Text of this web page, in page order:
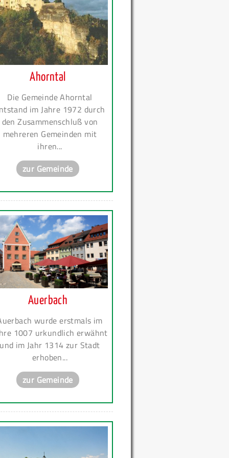
Ahorntal
Die Gemeinde Ahorntal
im Jahre 1972 durch
den Zusammenschluß von
mehreren Gemeinden mit
ihren...
zur Gemeinde
Auerbach
wurde erstmals im
1007 urkundlich erwähnt
und im Jahr 1314 zur Stadt
erhoben...
zur Gemeinde